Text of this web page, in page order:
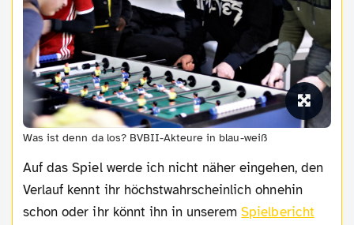
Was ist denn da los? BVBII-Akteure in blau-weiß
Auf das Spiel werde ich nicht näher eingehen, den
Verlauf kennt ihr höchstwahrscheinlich ohnehin
schon oder ihr könnt ihn in unseremSpielbericht